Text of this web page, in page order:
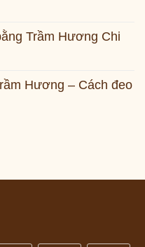
Trầm Hương Chi
Hương – Cách đeo